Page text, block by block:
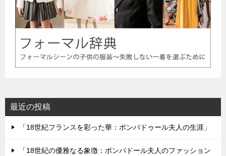
最近の投稿
「18世紀フランスを彩った華：ポンパドゥール夫人の生涯」
「18世紀の優雅なる象徴：ポンパドール夫人のファッション